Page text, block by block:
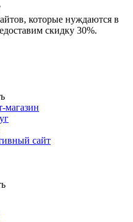
которые нуждаются в
скидку 30%.
магазин
сайт